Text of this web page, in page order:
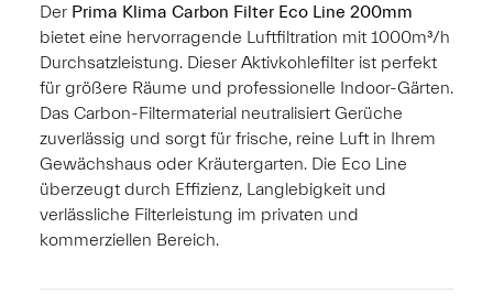
Der Prima Klima Carbon Filter Eco Line 200mm
bietet eine hervorragende Luftfiltration mit 1000m³/h
Durchsatzleistung. Dieser Aktivkohlefilter ist perfekt
für größere Räume und professionelle Indoor-Gärten.
Das Carbon-Filtermaterial neutralisiert Gerüche
zuverlässig und sorgt für frische, reine Luft in Ihrem
Gewächshaus oder Kräutergarten. Die Eco Line
überzeugt durch Effizienz, Langlebigkeit und
verlässliche Filterleistung im privaten und
kommerziellen Bereich.